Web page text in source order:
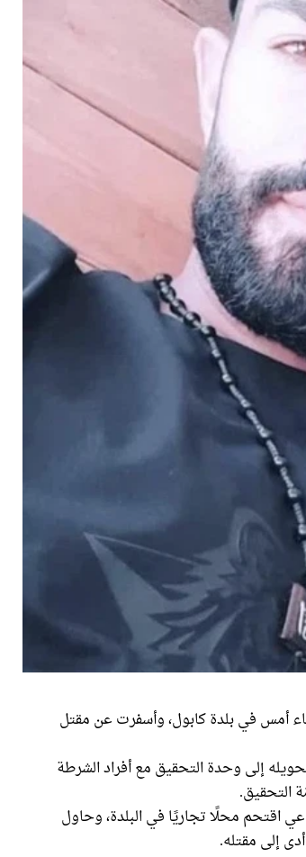
أمس في بلدة كابول، وأسفرت عن مقتل
إلى وحدة التحقيق مع أفراد الشرطة
التحقيق.
اقتحم محلًا تجاريًا في البلدة، وحاول
إلى مقتله.